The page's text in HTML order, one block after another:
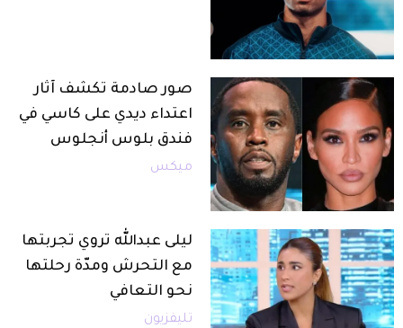
صور صادمة تكشف آثار
اعتداء ديدي على كاسي في
فندق بلوس أنجلوس
ميكس
ليلى عبدالله تروي تجربتها
مع التحرش ومدّة رحلتها
نحو التعافي
تليفزيون